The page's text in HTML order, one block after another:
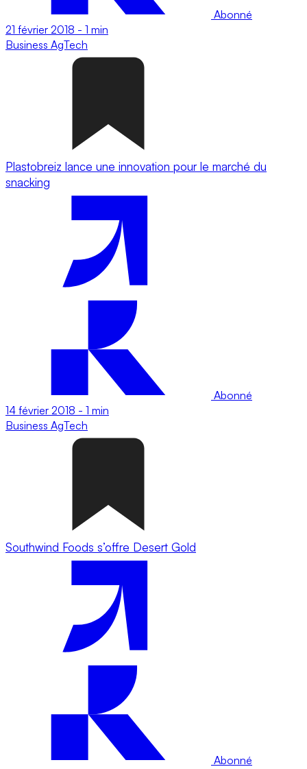
Abonné
21 février 2018 - 1 min
Business AgTech
Plastobreiz lance une innovation pour le marché du
snacking
Abonné
14 février 2018 - 1 min
Business AgTech
Southwind Foods s’offre Desert Gold
Abonné